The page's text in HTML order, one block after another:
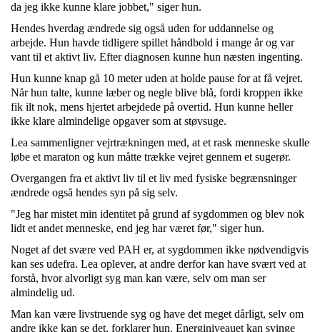
da jeg ikke kunne klare jobbet," siger hun.
Hendes hverdag ændrede sig også uden for uddannelse og
arbejde. Hun havde tidligere spillet håndbold i mange år og var
vant til et aktivt liv. Efter diagnosen kunne hun næsten ingenting.
Hun kunne knap gå 10 meter uden at holde pause for at få vejret.
Når hun talte, kunne læber og negle blive blå, fordi kroppen ikke
fik ilt nok, mens hjertet arbejdede på overtid. Hun kunne heller
ikke klare almindelige opgaver som at støvsuge.
Lea sammenligner vejrtrækningen med, at et rask menneske skulle
løbe et maraton og kun måtte trække vejret gennem et sugerør.
Overgangen fra et aktivt liv til et liv med fysiske begrænsninger
ændrede også hendes syn på sig selv.
"Jeg har mistet min identitet på grund af sygdommen og blev nok
lidt et andet menneske, end jeg har været før," siger hun.
Noget af det svære ved PAH er, at sygdommen ikke nødvendigvis
kan ses udefra. Lea oplever, at andre derfor kan have svært ved at
forstå, hvor alvorligt syg man kan være, selv om man ser
almindelig ud.
Man kan være livstruende syg og have det meget dårligt, selv om
andre ikke kan se det, forklarer hun. Energiniveauet kan svinge